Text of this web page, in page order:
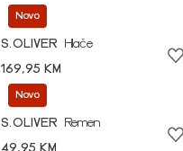
Novo
S.OLIVER
Hlače
169,95 KM
Novo
S.OLIVER
Remen
49,95 KM